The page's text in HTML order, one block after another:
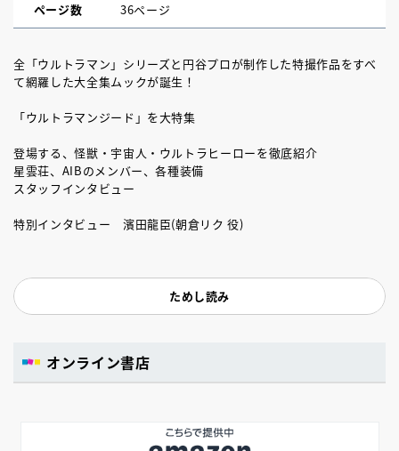
ページ数 36ページ
全「ウルトラマン」シリーズと円谷プロが制作した特撮作品をすべ
て網羅した大全集ムックが誕生！
「ウルトラマンジード」を大特集
登場する、怪獣・宇宙人・ウルトラヒーローを徹底紹介
星雲荘、AIBのメンバー、各種装備
スタッフインタビュー
特別インタビュー 濱田龍臣(朝倉リク 役)
ためし読み
オンライン書店